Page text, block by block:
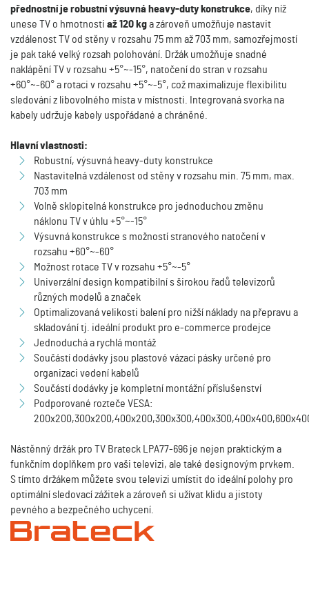
přednostní je robustní výsuvná heavy-duty konstrukce, díky níž
unese TV o hmotnosti až 120 kga zároveň umožňuje nastavit
vzdálenost TV od stěny v rozsahu 75 mm až 703 mm, samozřejmostí
je pak také velký rozsah polohování. Držák umožňuje snadné
naklápění TV v rozsahu +5°~-15°, natočení do stran v rozsahu
+60°~-60° a rotaci v rozsahu +5°~-5°, což maximalizuje flexibilitu
sledování z libovolného místa v místnosti. Integrovaná svorka na
kabely udržuje kabely uspořádané a chráněné.
Hlavní vlastnosti:
Robustní, výsuvná heavy-duty konstrukce
Nastavitelná vzdálenost od stěny v rozsahu min. 75 mm, max.
703 mm
Volně sklopitelná konstrukce pro jednoduchou změnu
náklonu TV v úhlu +5°~-15°
Výsuvná konstrukce s možností stranového natočení v
rozsahu +60°~-60°
Možnost rotace TV v rozsahu +5°~-5°
Univerzální design kompatibilní s širokou řadů televizorů
různých modelů a značek
Optimalizovaná velikosti balení pro nižší náklady na přepravu a
skladování tj. ideální produkt pro e-commerce prodejce
Jednoduchá a rychlá montáž
Součástí dodávky jsou plastové vázací pásky určené pro
organizaci vedení kabelů
Součástí dodávky je kompletní montážní příslušenství
Podporované rozteče VESA:
Nástěnný držák pro TV Brateck LPA77-696 je nejen praktickým a
funkčním doplňkem pro vaši televizi, ale také designovým prvkem.
S tímto držákem můžete svou televizi umístit do ideální polohy pro
optimální sledovací zážitek a zároveň si užívat klidu a jistoty
pevného a bezpečného uchycení.